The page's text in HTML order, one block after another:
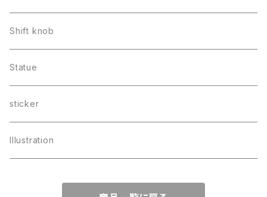
Shift knob
Statue
sticker
Illustration